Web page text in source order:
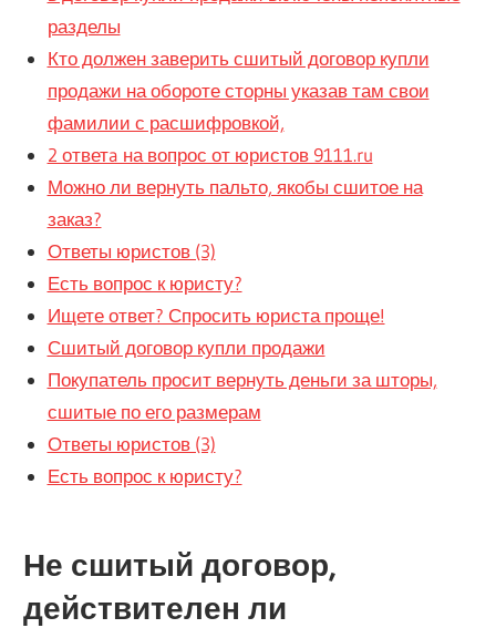
разделы
Кто должен заверить сшитый договор купли
продажи на обороте сторны указав там свои
фамилии с расшифровкой,
2 ответa на вопрос от юристов 9111.ru
Можно ли вернуть пальто, якобы сшитое на
заказ?
Ответы юристов (3)
Есть вопрос к юристу?
Ищете ответ? Спросить юриста проще!
Сшитый договор купли продажи
Покупатель просит вернуть деньги за шторы,
сшитые по его размерам
Ответы юристов (3)
Есть вопрос к юристу?
Не сшитый договор,
действителен ли